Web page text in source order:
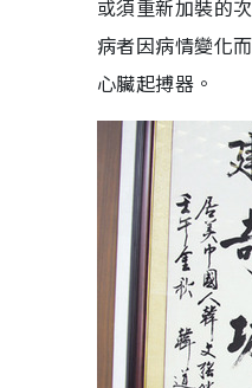
或須重新加裝的
病者因病情變化
心臟起搏器。